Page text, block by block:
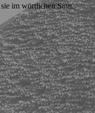
im wörtlichen Sinn.